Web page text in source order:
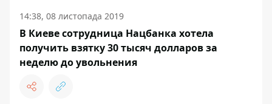
14:38, 08 листопада 2019
В Киеве сотрудница Нацбанка хотела
получить взятку 30 тысяч долларов за
неделю до увольнения